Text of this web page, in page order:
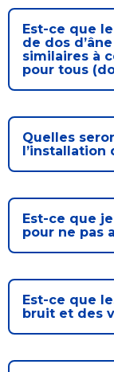
Office de
Politiques
Politiques
Réclamations
Réclamations
Est-ce que
de dos
similaires à
pour tous
Quelles
l’installation
Est-ce que
pour ne pas
Est-ce que
bruit et des